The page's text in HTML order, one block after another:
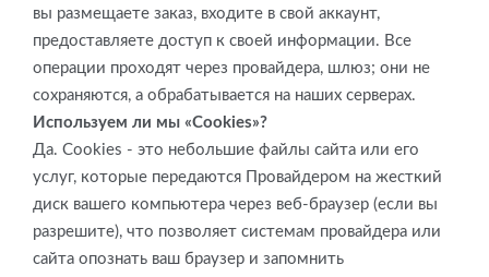
вы размещаете заказ, входите в свой аккаунт,
предоставляете доступ к своей информации. Все
операции проходят через провайдера, шлюз; они не
сохраняются, а обрабатывается на наших серверах.
Используем ли мы «Cookies»?
Да. Cookies - это небольшие файлы сайта или его
услуг, которые передаются Провайдером на жесткий
диск вашего компьютера через веб-браузер (если вы
разрешите), что позволяет системам провайдера или
сайта опознать ваш браузер и запомнить